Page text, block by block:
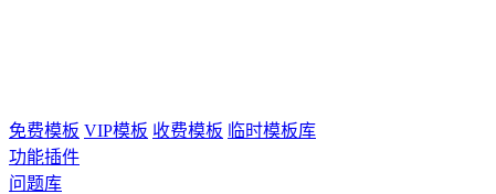
免费模板 VIP模板 收费模板 临时模板库
功能插件
问题库